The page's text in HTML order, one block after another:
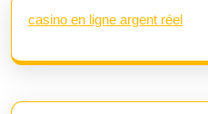
casino en ligne argent réel